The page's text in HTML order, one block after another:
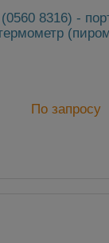
8316) -
По запросу